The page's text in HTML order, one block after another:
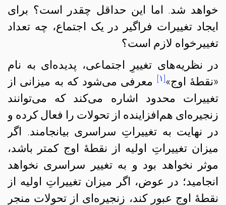
خواهد شد. اما این حداقل چقدر است؟ برای
ایجاد تغییرات فراگیر در یک اجتماع، چه تعداد
تغییرخواه لازم است؟
در نظریه‌های تغییرِ اجتماعی، پدیده‌ای به نام
«نقطهٔ اوج»[۱]
معرفی می‌شود که به میزانی از
تغییرات محدود اشاره می‌کند که می‌توانند
زنجیره‌ای هم‌افزاینده از تحولات را فعال کرده و
در نهایت به تغییراتِ سراسری بیانجامند. اگر
میزان تغییراتِ اولیه از نقطهٔ اوج کمتر باشد،
موثر نخواهد بود و به تغییر سراسری نخواهد
انجامید؛ در عوض، اگر میزان تغییراتِ اولیه از
نقطهٔ اوج عبور کند، زنجیره‌ای از تحولات منجر